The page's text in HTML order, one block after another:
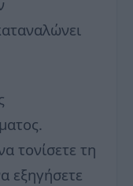
τονίσετε τη
εξηγήσετε